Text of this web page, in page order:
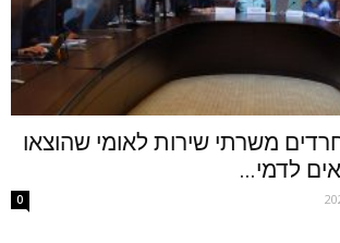
משרתי שירות לאומי שהוצאו
לדמי...
0